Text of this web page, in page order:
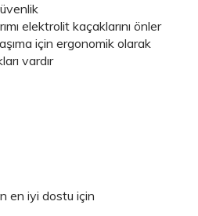
elektrolit kaçaklarını önler
için ergonomik olarak
vardır
en iyi dostu için